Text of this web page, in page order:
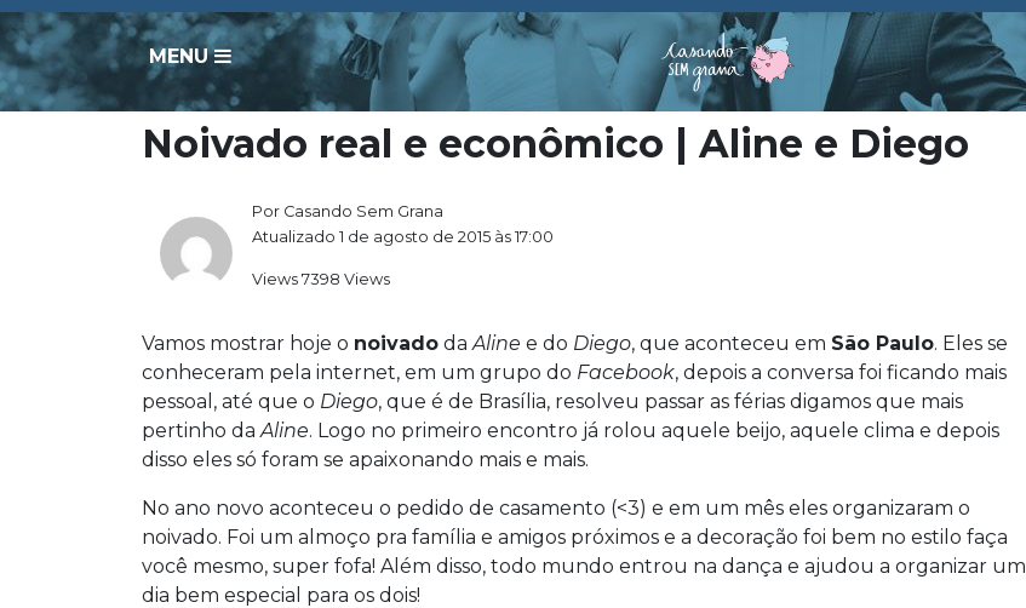
MENU
Noivado real e econômico | Aline e Diego
Por Casando Sem Grana
Atualizado 1 de agosto de 2015 às 17:00
Views 7398 Views
Vamos mostrar hoje o noivado daAline e do Diego, que aconteceu em São Paulo. Eles se
conheceram pela internet, em um grupo do Facebook, depois a conversa foi ficando mais
pessoal, até que o Diego, que é de Brasília, resolveu passar as férias digamos que mais
pertinho daAline. Logo no primeiro encontro já rolou aquele beijo, aquele clima e depois
disso eles só foram se apaixonando mais e mais.
No ano novo aconteceu o pedido de casamento (<3) e em um mês eles organizaram o
noivado. Foi um almoço pra família e amigos próximos e a decoração foi bem no estilo faça
você mesmo, super fofa! Além disso, todo mundo entrou na dança e ajudou a organizar um
dia bem especial para os dois!